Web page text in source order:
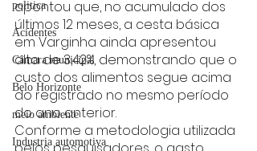
politica
Acidentes
Câmara municipal
Belo Horizonte
meio ambiente
Industria automotiva
apontou que, no acumulado dos
últimos 12 meses, a cesta básica
em Varginha ainda apresentou
alta de 3,42%, demonstrando que o
custo dos alimentos segue acima
do registrado no mesmo período
do ano anterior.
Conforme a metodologia utilizada